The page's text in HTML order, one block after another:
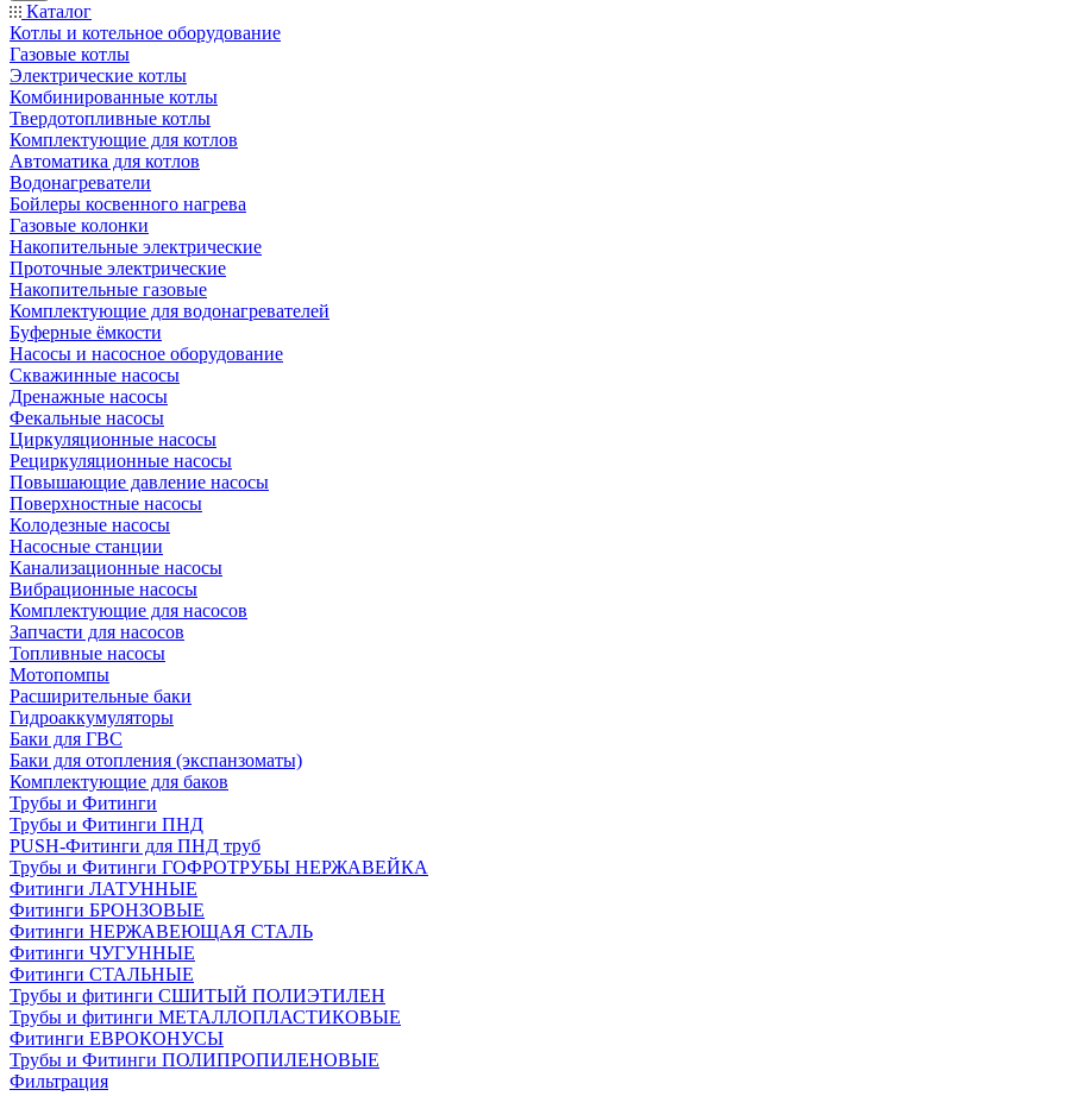
Каталог
Котлы и котельное оборудование
Газовые котлы
Электрические котлы
Комбинированные котлы
Твердотопливные котлы
Комплектующие для котлов
Автоматика для котлов
Водонагреватели
Бойлеры косвенного нагрева
Газовые колонки
Накопительные электрические
Проточные электрические
Накопительные газовые
Комплектующие для водонагревателей
Буферные ёмкости
Насосы и насосное оборудование
Скважинные насосы
Дренажные насосы
Фекальные насосы
Циркуляционные насосы
Рециркуляционные насосы
Повышающие давление насосы
Поверхностные насосы
Колодезные насосы
Насосные станции
Канализационные насосы
Вибрационные насосы
Комплектующие для насосов
Запчасти для насосов
Топливные насосы
Мотопомпы
Расширительные баки
Гидроаккумуляторы
Баки для ГВС
Баки для отопления (экспанзоматы)
Комплектующие для баков
Трубы и Фитинги
Трубы и Фитинги ПНД
PUSH-Фитинги для ПНД труб
Трубы и Фитинги ГОФРОТРУБЫ НЕРЖАВЕЙКА
Фитинги ЛАТУННЫЕ
Фитинги БРОНЗОВЫЕ
Фитинги НЕРЖАВЕЮЩАЯ СТАЛЬ
Фитинги ЧУГУННЫЕ
Фитинги СТАЛЬНЫЕ
Трубы и фитинги СШИТЫЙ ПОЛИЭТИЛЕН
Трубы и фитинги МЕТАЛЛОПЛАСТИКОВЫЕ
Фитинги ЕВРОКОНУСЫ
Трубы и Фитинги ПОЛИПРОПИЛЕНОВЫЕ
Фильтрация